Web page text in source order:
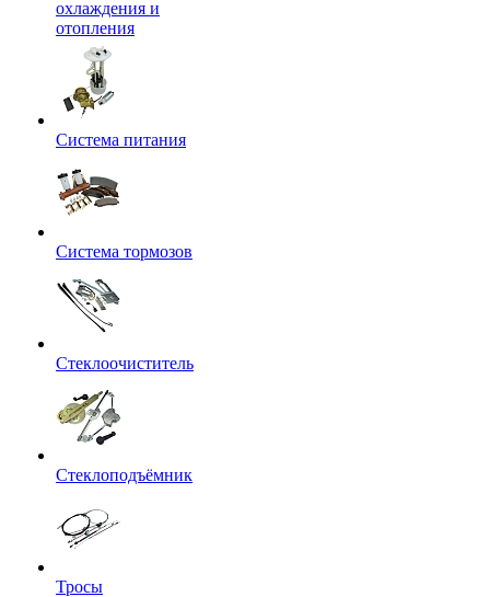
охлаждения и
отопления
Система питания
Система тормозов
Стеклоочиститель
Стеклоподъёмник
Тросы